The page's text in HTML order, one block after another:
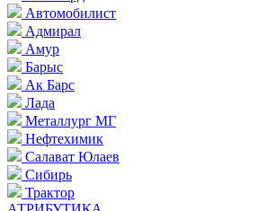
Автомобилист
Адмирал
Амур
Барыс
Ак Барс
Лада
Металлург МГ
Нефтехимик
Салават Юлаев
Сибирь
Трактор